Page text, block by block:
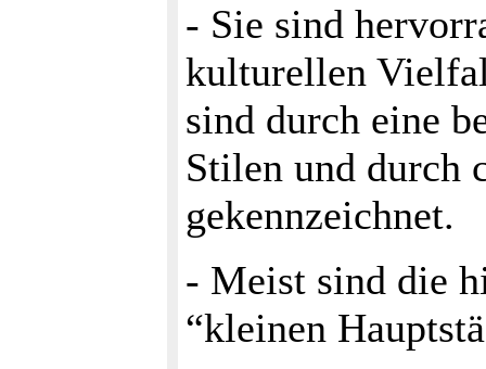
- Sie sind
kulturellen
sind durch eine
Stilen und durch
gekennzeichnet.
- Meist sind die
“kleinen